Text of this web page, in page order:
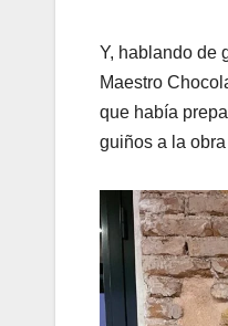
Y, hablando de
Maestro
que había
guiños a la